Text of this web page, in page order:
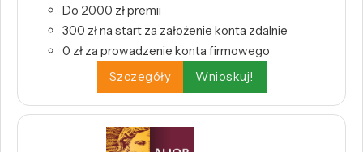
Do 2000 zł premii
300 zł na start za założenie konta zdalnie
0 zł za prowadzenie konta firmowego
Szczegóły
Wnioskuj!